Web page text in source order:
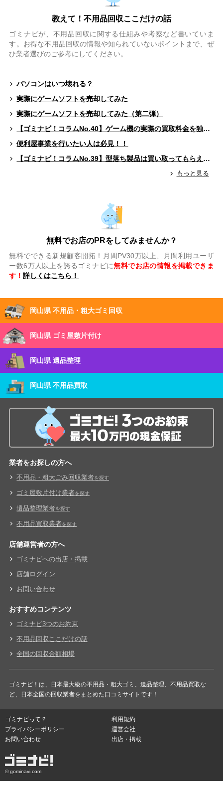
教えて！不用品回収ここだけの話
ゴミナビが、不用品回収に関する仕組みや考察など書いていま
す。お得な不用品回収の情報や知られていないポイントまで、ぜ
ひ業者選びのご参考にしてください。
パソコンはいつ壊れる？
実際にゲームソフトを売却してみた
実際にゲームソフトを売却してみた（第二弾）
【ゴミナビ！コラムNo.40】ゲーム機の実際の買取料金を独自調査！！
便利屋事業を行いたい人は必見！！
【ゴミナビ！コラムNo.39】型落ち製品は買い取ってもらえる？（ゲームソフト編）
もっと見る
無料でお店のPRをしてみませんか？
無料でできる新規顧客開拓！月間PV30万以上、月間利用ユーザ
ー数6万人以上を誇るゴミナビに無料でお店の情報を掲載できま
す！詳しくはこちら！
岡山県 不用品・粗大ゴミ回収
岡山県 ゴミ屋敷片付け
岡山県 遺品整理
岡山県 不用品買取
業者をお探しの方へ
不用品・粗大ごみ回収業者を探す
ゴミ屋敷片付け業者を探す
遺品整理業者を探す
不用品買取業者を探す
店舗運営者の方へ
ゴミナビへの出店・掲載
店舗ログイン
お問い合わせ
おすすめコンテンツ
ゴミナビ3つのお約束
不用品回収ここだけの話
全国の回収金額相場
ゴミナビ！は、日本最大級の不用品・粗大ゴミ、遺品整理、不用品買取な
ど、日本全国の回収業者をまとめた口コミサイトです！
ゴミナビって？
利用規約
プライバシーポリシー
運営会社
お問い合わせ
出店・掲載
© gominavi.com